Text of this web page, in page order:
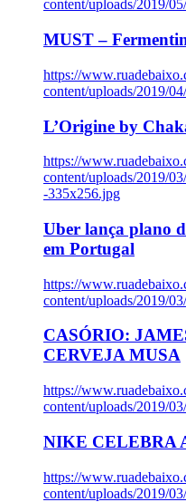
content/uploads/2019/
MUST –
https://
content/uploads/2019/
L’Origine by
https://
content/uploads/2019/
-335x256.jpg
Uber lança plano
em Portugal
https://
content/uploads/2019/
CASÓRIO:
CERVEJA MUSA
https://
content/uploads/2019/
NIKE CELEBRA
https://
content/uploads/2019/